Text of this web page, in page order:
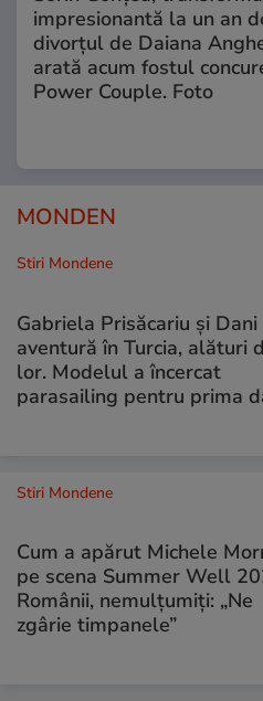
impresionantă la un an
divorțul de Daiana
arată acum fostul
Power Couple. Foto
MONDEN
Stiri Mondene
Gabriela Prisăcariu și
aventură în Turcia, alături
lor. Modelul a încercat
parasailing pentru prima
Stiri Mondene
Cum a apărut Michele
pe scena Summer Well
Românii, nemulțumiți: „Ne
zgârie timpanele”